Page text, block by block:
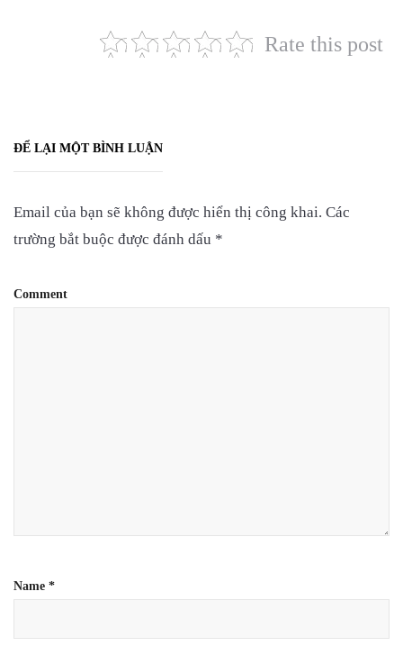
Rate this post
ĐỂ LẠI MỘT BÌNH LUẬN
Email của bạn sẽ không được hiển thị công khai. Các
trường bắt buộc được đánh dấu *
Comment
Name *